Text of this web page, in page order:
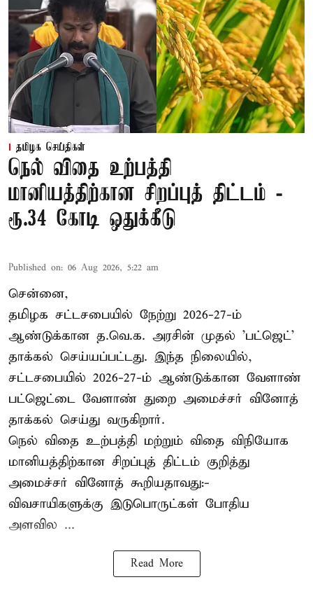
தமிழக செய்திகள்
நெல் விதை உற்பத்தி
மானியத்திற்கான சிறப்புத் திட்டம் -
ரூ.34 கோடி ஒதுக்கீடு
Published on: 06 Aug 2026, 5:22 am
சென்னை,
தமிழக சட்டசபையில் நேற்று 2026-27-ம்
ஆண்டுக்கான த.வெ.க. அரசின் முதல் 'பட்ஜெட்'
தாக்கல் செய்யப்பட்டது. இந்த நிலையில்,
சட்டசபையில் 2026-27-ம் ஆண்டுக்கான வேளாண்
பட்ஜெட்டை வேளாண் துறை அமைச்சர் வினோத்
தாக்கல் செய்து வருகிறார்.
நெல் விதை உற்பத்தி மற்றும் விதை விநியோக
மானியத்திற்கான சிறப்புத் திட்டம் குறித்து
அமைச்சர் வினோத் கூறியதாவது:-
விவசாயிகளுக்கு இடுபொருட்கள் போதிய
அளவில ...
Read More